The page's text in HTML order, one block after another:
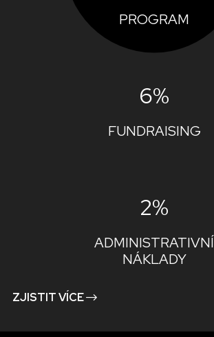
PROGRAM
6%
FUNDRAISING
2%
ADMINISTRATIVNÍ
NÁKLADY
ZJISTIT VÍCE